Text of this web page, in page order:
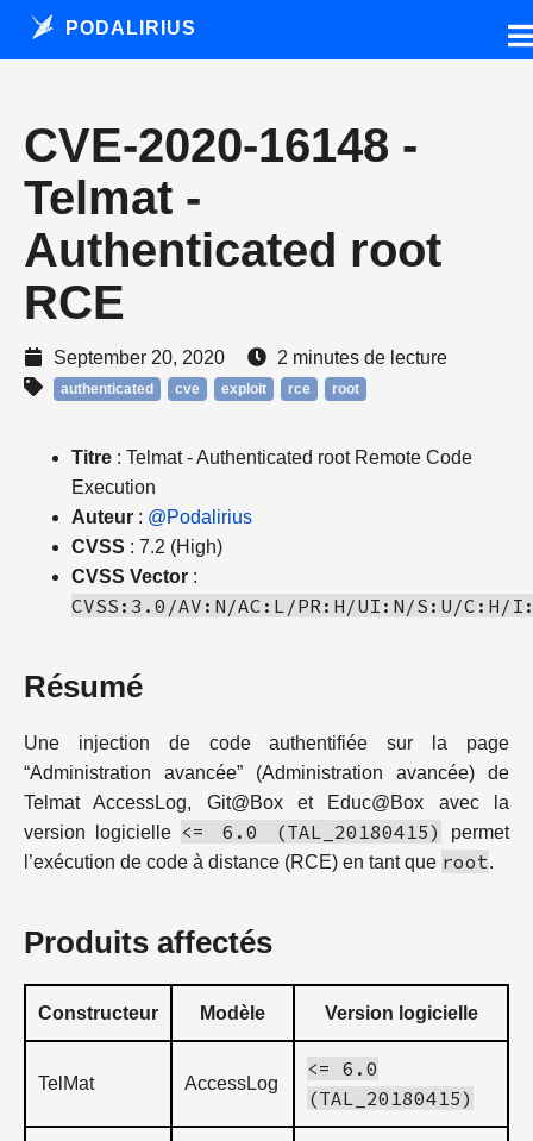
PODALIRIUS
CVE-2020-16148 -
Telmat -
Authenticated root
RCE
September 20, 2020 2 minutes de lecture
authenticated cve exploit rce root
Titre : Telmat - Authenticated root Remote Code
Execution
Auteur : @Podalirius
CVSS : 7.2 (High)
CVSS Vector :
CVSS:3.0/AV:N/AC:L/PR:H/UI:N/S:U/C:H/
Résumé
Une injection de code authentifiée sur la page
“Administration avancée” (Administration avancée) de
Telmat AccessLog, Git@Box et Educ@Box avec la
version logicielle <= 6.0 (TAL_20180415)
permet
l’exécution de code à distance (RCE) en tant que root.
Produits affectés
Constructeur Modèle Version logicielle
TelMat AccessLog
<= 6.0
(TAL_20180415)